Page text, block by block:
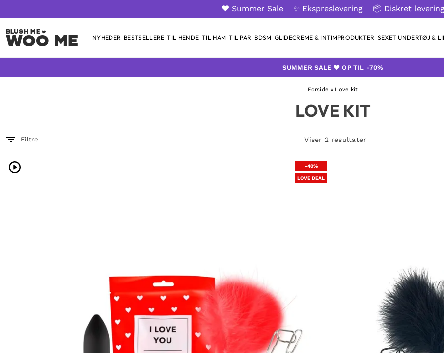
❤️ Summer Sale ✨ Ekspreslevering 📦 Diskret levering
Woo Me NYHEDER BESTSELLERE TIL HENDE TIL HAM TIL PAR BDSM GLIDECREME & INTIMPRODUKTER SEXET UNDERTØJ &
SUMMER SALE ❤️ OP TIL -70%
Forside » Love kit
LOVE KIT
Filtre Viser 2 resultater
-40%
LOVE DEAL